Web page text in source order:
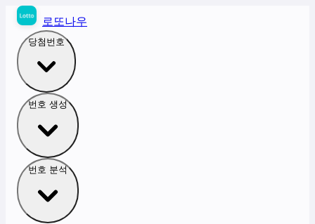
로또나우
당첨번호
번호 생성
번호 분석